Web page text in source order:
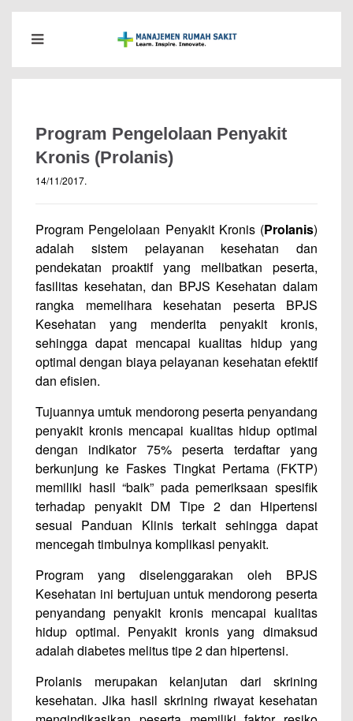
Program Pengelolaan Penyakit
Kronis (Prolanis)
14/11/2017.
Program Pengelolaan Penyakit Kronis (Prolanis)
adalah sistem pelayanan kesehatan dan
pendekatan proaktif yang melibatkan peserta,
fasilitas kesehatan, dan BPJS Kesehatan dalam
rangka memelihara kesehatan peserta BPJS
Kesehatan yang menderita penyakit kronis,
sehingga dapat mencapai kualitas hidup yang
optimal dengan biaya pelayanan kesehatan efektif
dan efisien.
Tujuannya umtuk mendorong peserta penyandang
penyakit kronis mencapai kualitas hidup optimal
dengan indikator 75% peserta terdaftar yang
berkunjung ke Faskes Tingkat Pertama (FKTP)
memiliki hasil “baik” pada pemeriksaan spesifik
terhadap penyakit DM Tipe 2 dan Hipertensi
sesuai Panduan Klinis terkait sehingga dapat
mencegah timbulnya komplikasi penyakit.
Program yang diselenggarakan oleh BPJS
Kesehatan ini bertujuan untuk mendorong peserta
penyandang penyakit kronis mencapai kualitas
hidup optimal. Penyakit kronis yang dimaksud
adalah diabetes melitus tipe 2 dan hipertensi.
Prolanis merupakan kelanjutan dari skrining
kesehatan. Jika hasil skrining riwayat kesehatan